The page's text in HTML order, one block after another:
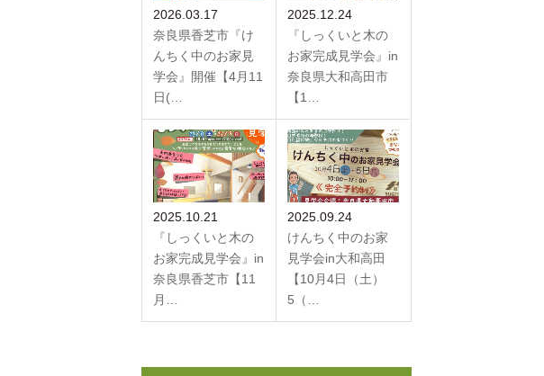
2026.03.17
奈良県香芝市『け
んちく中のお家見
学会』開催【4月11
日(…
2025.12.24
『しっくいと木の
お家完成見学会』in
奈良県大和高田市
【1…
2025.10.21
『しっくいと木の
お家完成見学会』in
奈良県香芝市【11
月…
2025.09.24
けんちく中のお家
見学会in大和高田
【10月4日（土）
5（…